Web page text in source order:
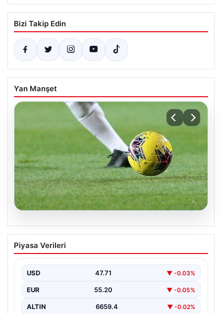
Bizi Takip Edin
Yan Manşet
08.08.2026
08 Ağustos Cumartesi 2026 Gününün
Futbol Programı ve Maç Bilgileri
futbolseverlerin heyecanla beklediği birçok önemli
karşılaşma gerçekleşecek. Sivri…
Piyasa Verileri
USD 47.71 ▼ -0.03%
EUR 55.20 ▼ -0.05%
ALTIN 6659.4 ▼ -0.02%